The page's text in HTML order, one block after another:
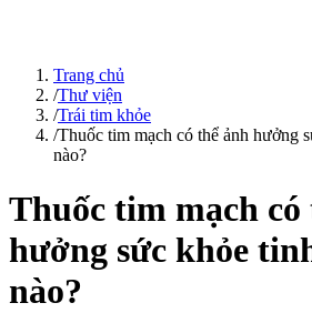
Trang chủ
/Thư viện
/Trái tim khỏe
/Thuốc tim mạch có thể ảnh hưởng
nào?
Thuốc tim mạch có
hưởng sức khỏe
nào?